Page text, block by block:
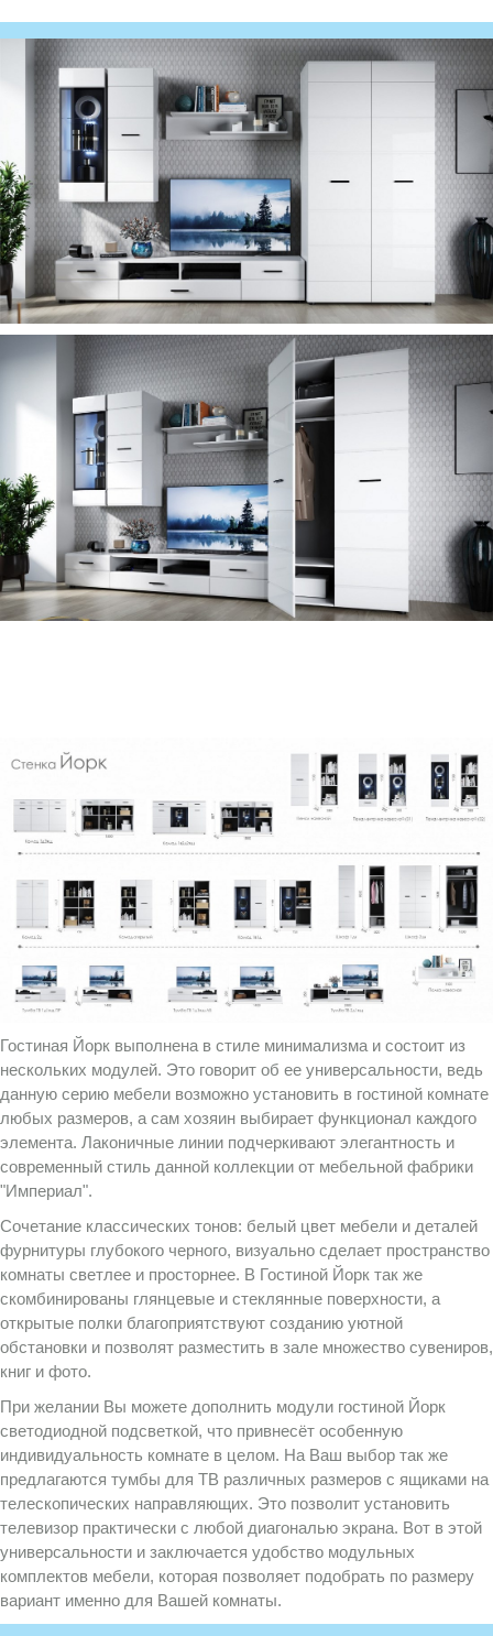
Гостиная Йорк выполнена в стиле минимализма и состоит из
нескольких модулей. Это говорит об ее универсальности, ведь
данную серию мебели возможно установить в гостиной комнате
любых размеров, а сам хозяин выбирает функционал каждого
элемента. Лаконичные линии подчеркивают элегантность и
современный стиль данной коллекции от мебельной фабрики
"Империал".
Сочетание классических тонов: белый цвет мебели и деталей
фурнитуры глубокого черного, визуально сделает пространство
комнаты светлее и просторнее. В Гостиной Йорк так же
скомбинированы глянцевые и стеклянные поверхности, а
открытые полки благоприятствуют созданию уютной
обстановки и позволят разместить в зале множество сувениров,
книг и фото.
При желании Вы можете дополнить модули гостиной Йорк
светодиодной подсветкой, что привнесёт особенную
индивидуальность комнате в целом. На Ваш выбор так же
предлагаются тумбы для ТВ различных размеров с ящиками на
телескопических направляющих. Это позволит установить
телевизор практически с любой диагональю экрана. Вот в этой
универсальности и заключается удобство модульных
комплектов мебели, которая позволяет подобрать по размеру
вариант именно для Вашей комнаты.